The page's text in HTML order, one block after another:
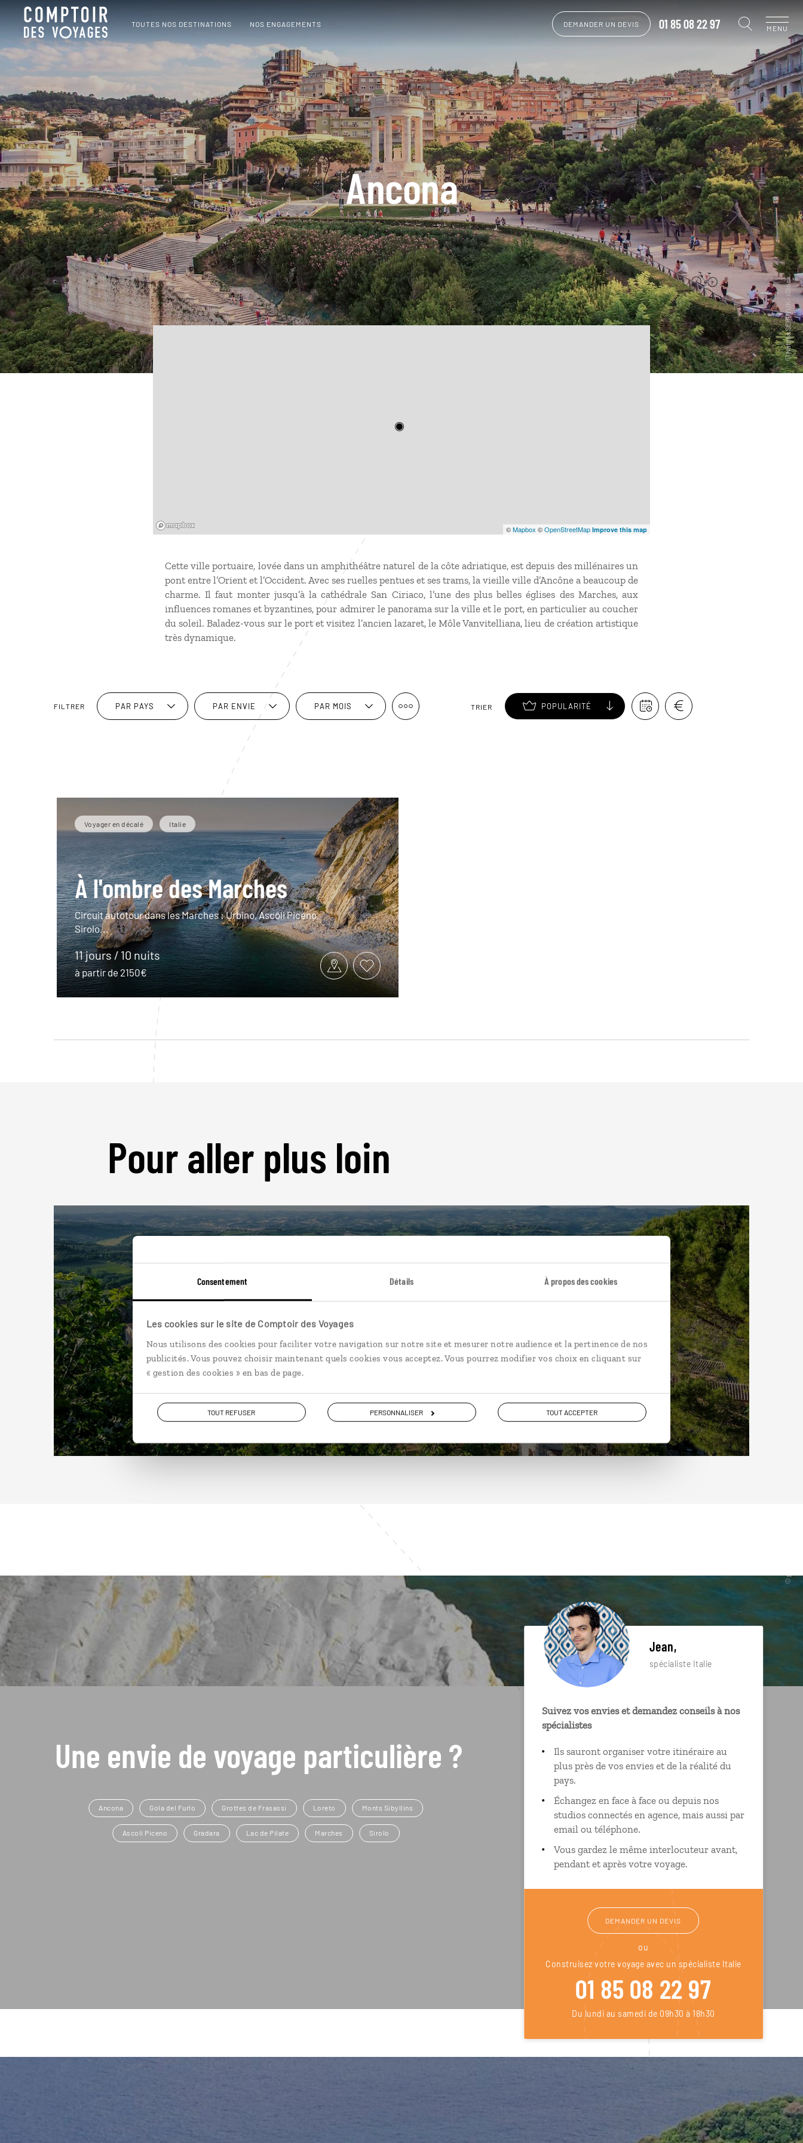
Consentement Détails À propos des cookies
Les cookies sur le site de Comptoir des Voyages
Nous utilisons des cookies pour faciliter votre navigation sur notre site et mesurer notre audience et la pertinence de nos
publicités. Vous pouvez choisir maintenant quels cookies vous acceptez. Vous pourrez modifier vos choix en cliquant sur
« gestion des cookies » en bas de page.
TOUT REFUSER PERSONNALISER TOUT ACCEPTER
TOUTES NOS DESTINATIONS NOS ENGAGEMENTS DEMANDER UN DEVIS 01 85 08 22 97 MENU
Ancona
©Mapbox ©OpenStreetMap Improve this map
Cette ville portuaire, lovée dans un amphithéâtre naturel de la côte adriatique, est depuis des millénaires un
pont entre l’Orient et l’Occident. Avec ses ruelles pentues et ses trams, la vieille ville d’Ancône a beaucoup de
charme. Il faut monter jusqu’à la cathédrale San Ciriaco, l’une des plus belles églises des Marches, aux
influences romanes et byzantines, pour admirer le panorama sur la ville et le port, en particulier au coucher
du soleil. Baladez-vous sur le port et visitez l’ancien lazaret, le Môle Vanvitelliana, lieu de création artistique
très dynamique.
FILTRER PAR PAYS PAR ENVIE PAR MOIS TRIER POPULARITÉ
Voyager en décalé Italie
À l'ombre des Marches
Circuit autotour dans les Marches : Urbino, Ascoli Piceno,
Sirolo...
11 jours / 10 nuits
à partir de 2150€
Pour aller plus loin
Nos 46 idées de voyage
Italie
Une envie de voyage particulière ?
Ancona Gola del Furlo Grottes de Frasassi Loreto Monts Sibyllins
Ascoli Piceno Gradara Lac de Pilate Marches Sirolo
Jean,
spécialiste Italie
Suivez vos envies et demandez conseils à nos
spécialistes
Ils sauront organiser votre itinéraire au
plus près de vos envies et de la réalité du
pays.
Échangez en face à face ou depuis nos
studios connectés en agence, mais aussi par
email ou téléphone.
Vous gardez le même interlocuteur avant,
pendant et après votre voyage.
DEMANDER UN DEVIS
ou
Construisez votre voyage avec un spécialiste Italie
01 85 08 22 97
Du lundi au samedi de 09h30 à 18h30